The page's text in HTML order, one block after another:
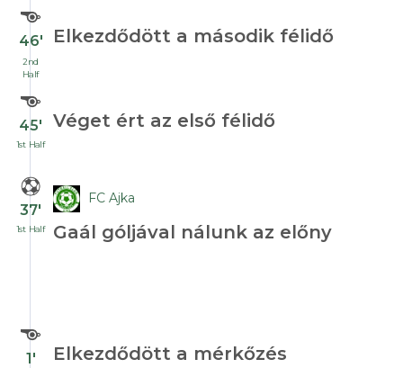
46′
2nd
Half
Elkezdődött a második félidő
45′
1st Half
Véget ért az első félidő
37′
1st Half
FC Ajka
Gaál góljával nálunk az előny
1′ Elkezdődött a mérkőzés